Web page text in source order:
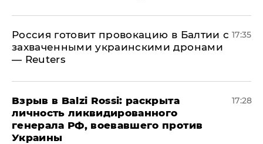
​Россия готовит провокацию в Балтии с
захваченными украинскими дронами
— Reuters
17:35
​Взрыв в Balzi Rossi: раскрыта
личность ликвидированного
генерала РФ, воевавшего против
Украины
17:28